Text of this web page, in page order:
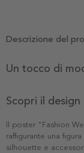
Descrizione del
Un tocco di
Scopri il
Il poster "Fashion
raffigurante una
silhouette e